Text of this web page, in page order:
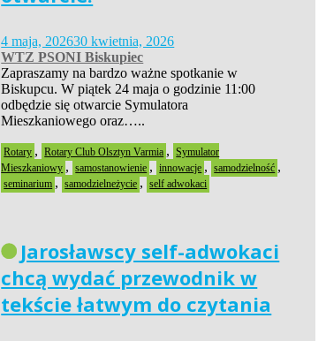
4 maja, 202630 kwietnia, 2026
WTZ PSONI Biskupiec
Zapraszamy na bardzo ważne spotkanie w
Biskupcu. W piątek 24 maja o godzinie 11:00
odbędzie się otwarcie Symulatora
Mieszkaniowego oraz…..
Rotary , Rotary Club Olsztyn Varmia , Symulator
Mieszkaniowy , samostanowienie , innowacje , samodzielność ,
seminarium , samodzielneżycie , self adwokaci
Jarosławscy self-adwokaci
chcą wydać przewodnik w
tekście łatwym do czytania